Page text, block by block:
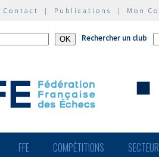
Contact | Publications | Mon
Rechercher un club
FFE COMPÉTITIONS